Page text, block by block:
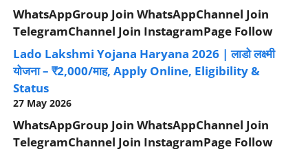
WhatsAppGroup Join WhatsAppChannel Join
TelegramChannel Join InstagramPage Follow
Lado Lakshmi Yojana Haryana 2026 | लाडो लक्ष्मी
योजना – ₹2,000/माह, Apply Online, Eligibility &
Status
27 May 2026
WhatsAppGroup Join WhatsAppChannel Join
TelegramChannel Join InstagramPage Follow